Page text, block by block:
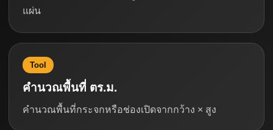
แผ่น
Tool
คำนวณพื้นที่ ตร.ม.
คำนวณพื้นที่กระจกหรือช่องเปิดจากกว้าง × สูง